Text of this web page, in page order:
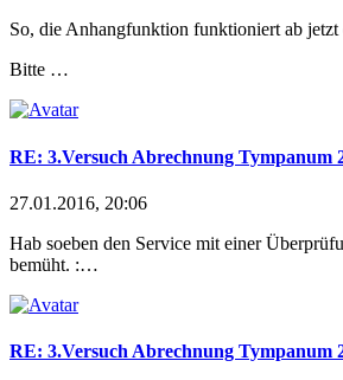
So, die Anhangfunktion funktioniert ab
Bitte …
RE: 3.Versuch Abrechnung Tympanum
27.01.2016, 20:06
Hab soeben den Service mit einer
bemüht. :…
RE: 3.Versuch Abrechnung Tympanum